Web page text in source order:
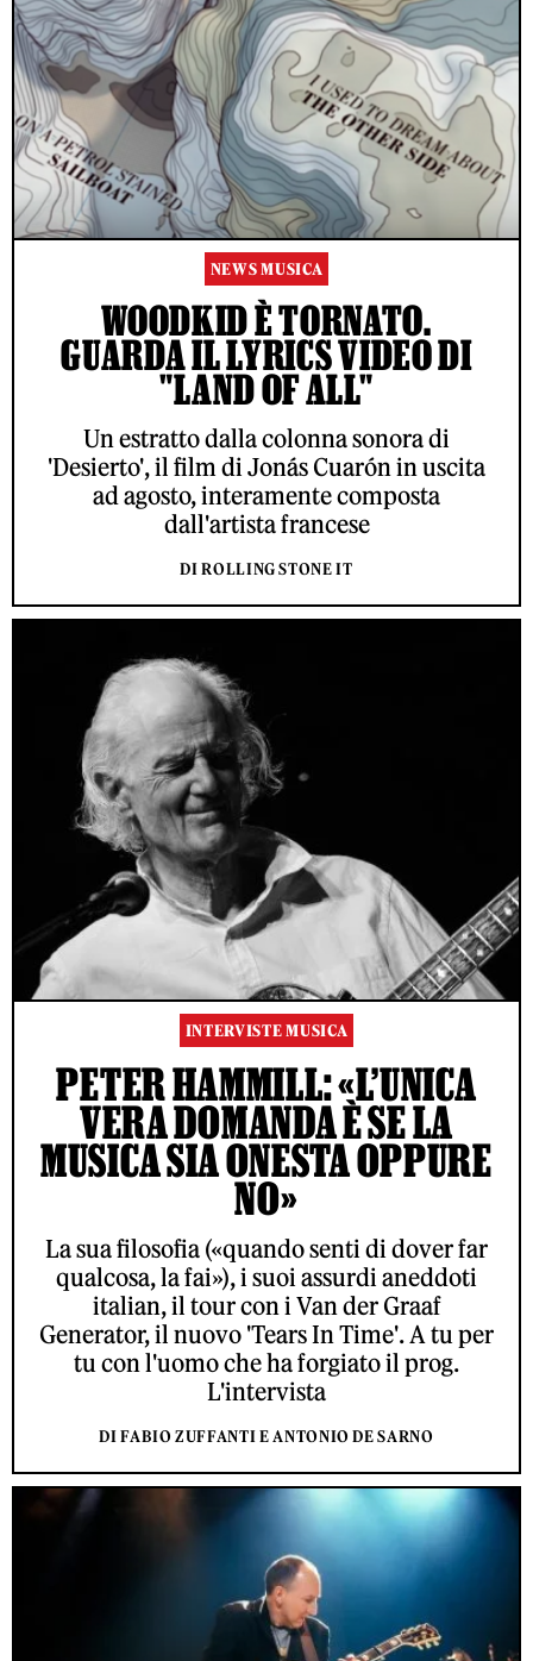
NEWS MUSICA
WOODKID È TORNATO.
GUARDA IL LYRICS VIDEO DI
"LAND OF ALL"
Un estratto dalla colonna sonora di
'Desierto', il film di Jonás Cuarón in uscita
ad agosto, interamente composta
dall'artista francese
DI ROLLING STONE IT
INTERVISTE MUSICA
PETER HAMMILL: «L’UNICA
VERA DOMANDA È SE LA
MUSICA SIA ONESTA OPPURE
NO»
La sua filosofia («quando senti di dover far
qualcosa, la fai»), i suoi assurdi aneddoti
italian, il tour con i Van der Graaf
Generator, il nuovo 'Tears In Time'. A tu per
tu con l'uomo che ha forgiato il prog.
L'intervista
DI FABIO ZUFFANTI E ANTONIO DE SARNO